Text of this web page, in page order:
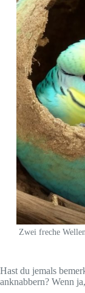
Zwei freche
Hast du jemals
anknabbern? Wenn